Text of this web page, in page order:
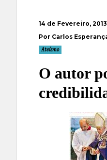
14 de Fevereiro, 2013
Por Carlos
Ateísmo
O autor